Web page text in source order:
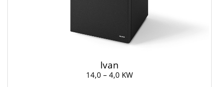
Ivan
14,0 – 4,0 KW